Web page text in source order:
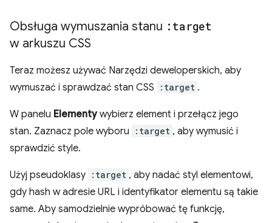
Obsługa wymuszania stanu :target
w arkuszu CSS
Teraz możesz używać Narzędzi deweloperskich, aby
wymuszać i sprawdzać stan CSS
:target .
W panelu Elementywybierz element i przełącz jego
stan. Zaznacz pole wyboru
:target , aby wymusić i
sprawdzić style.
Użyj pseudoklasy :target , aby nadać styl elementowi,
gdy hash w adresie URL i identyfikator elementu są takie
same. Aby samodzielnie wypróbować tę funkcję,